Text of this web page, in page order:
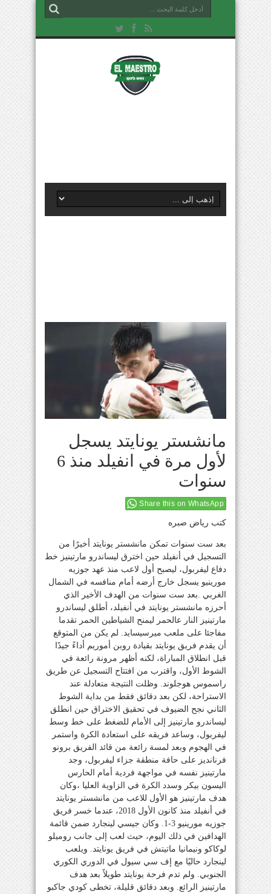
مانشستر يونايتد يسجل
لأول مرة في انفيلد منذ 6
سنوات
Share this on WhatsApp
كتب رياض صبره
بعد ست سنوات تمكن مانشستر يونايتد أخيرًا من
التسجيل في أنفيلد حين اخترق ليساندرو مارتينيز خط
دفاع ليفربول، ليصبح أول لاعب منذ عهد جوزيه
مورينيو يسجل خارج أرضه أمام منافسه في الشمال
الغربي .بعد ست سنوات من الهدف الأخير الذي
أحرزه مانشستر يونايتد في أنفيلد، أطلق ليساندرو
مارتينيز النار عالحمر ليمنح الشياطين الحمر تقدما
مفاجئا على ملعب ميرسيسايد. لم يكن من المتوقع
أن يقدم فريق يونايتد بقيادة روبن أموريم أداءً جيدًا
قبل انطلاق المباراة، لكنه أظهر مرونة رائعة في
الشوط الأول، واقترب من افتتاح التسجيل عن طريق
راسموس هوجلوند. وظلت النتيجة متعادلة عند
الاستراحة، لكن بعد دقائق فقط من بداية الشوط
الثاني نجح الضيوف في تحقيق الاختراق حين انطلق
ليساندرو مارتينيز إلى الأمام للضغط على خط وسط
ليفربول، وساعد فريقه على استعادة الكرة واستمر
في الهجوم وبعد لمسة رائعة من قائد الفريق برونو
فرنانديز على حافة منطقة جزاء ليفربول، وجد
مارتينيز نفسه في مواجهة فردية أمام الحارس
اليسون بيكر وسدد الكرة في الزاوية العليا ،وكان
هدف مارتينيز هو الأول للاعب من مانشستر يونايتد
في أنفيلد منذ كانون الأول 2018، عندما خسر فريق
جوزيه مورينيو 3-1. وكان جيسي لينجارد ضمن قائمة
الهدافين في ذلك اليوم، حيث لعب إلى جانب روميلو
لوكاكو ونيمانيا ماتيتش في فريق يونايتد. ويلعب
لينجارد حاليًا مع إف سي سيول في الدوري الكوري
الجنوبي. ولم تدم فرحة يونايتد طويلاً بعد هدف
مارتينيز الرائع. وبعد دقائق قليلة، تخطى كودي جاكبو